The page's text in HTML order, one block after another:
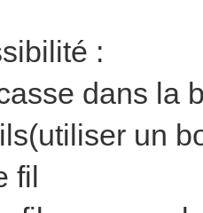
:
dans la
un
fil